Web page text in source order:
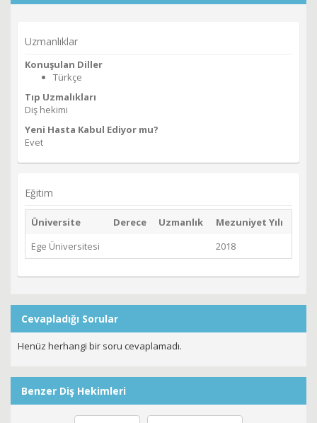
Uzmanlıklar
Konuşulan Diller
Türkçe
Tıp Uzmalıkları
Diş hekimi
Yeni Hasta Kabul Ediyor mu?
Evet
Eğitim
Üniversite Derece Uzmanlık
Mezuniyet Yılı
Ege Üniversitesi
2018
Cevapladığı Sorular
Henüz herhangi bir soru cevaplamadı.
Benzer Diş Hekimleri